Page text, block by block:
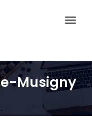
ナ
ー
シ
ョ
切
り
Musigny